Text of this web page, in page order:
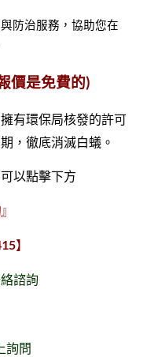
防治服務，協助您在
價是免費的)
有環保局核發的許可
，徹底消滅白蟻。
以點擊下方
』
】
諮詢
詢問